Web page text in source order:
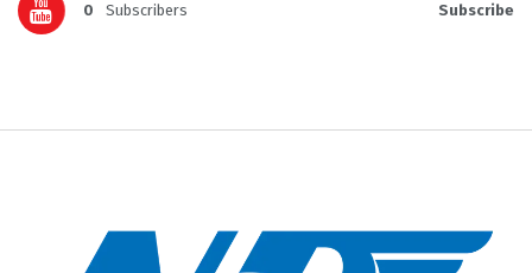
0 Subscribers Subscribe